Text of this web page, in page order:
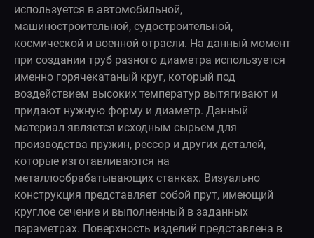
используется в автомобильной,
машиностроительной, судостроительной,
космической и военной отрасли. На данный момент
при создании труб разного диаметра используется
именно горячекатаный круг, который под
воздействием высоких температур вытягивают и
придают нужную форму и диаметр. Данный
материал является исходным сырьем для
производства пружин, рессор и других деталей,
которые изготавливаются на
металлообрабатывающих станках. Визуально
конструкция представляет собой прут, имеющий
круглое сечение и выполненный в заданных
параметрах. Поверхность изделий представлена в